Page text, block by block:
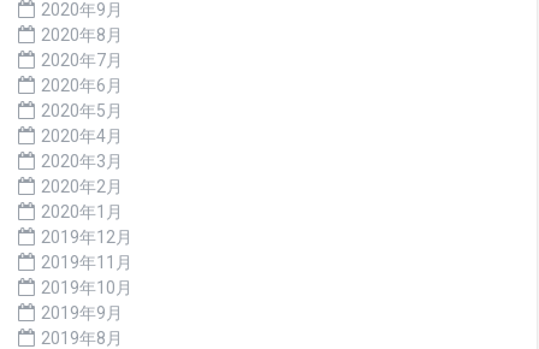
2020年9月
2020年8月
2020年7月
2020年6月
2020年5月
2020年4月
2020年3月
2020年2月
2020年1月
2019年12月
2019年11月
2019年10月
2019年9月
2019年8月